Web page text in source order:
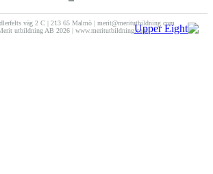
| Adlerfelts väg 2 C | 213 65 Malmö | merit@meritutbildning.com
© Merit utbildning AB 2026 | www.meritutbildning.com